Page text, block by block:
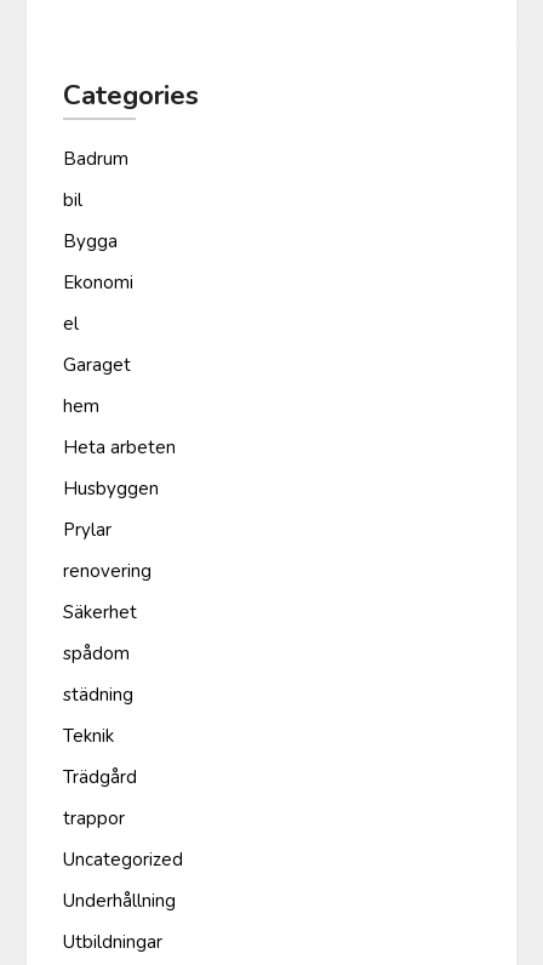
Categories
Badrum
bil
Bygga
Ekonomi
el
Garaget
hem
Heta arbeten
Husbyggen
Prylar
renovering
Säkerhet
spådom
städning
Teknik
Trädgård
trappor
Uncategorized
Underhållning
Utbildningar